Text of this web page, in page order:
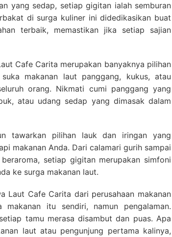
yang sedap, setiap gigitan ialah semburan
di surga kuliner ini didedikasikan buat
terbaik, memastikan jika setiap sajian
Cafe Carita merupakan banyaknya pilihan
makanan laut panggang, kukus, atau
orang. Nikmati cumi panggang yang
atau udang sedap yang dimasak dalam
tawarkan pilihan lauk dan iringan yang
makanan Anda. Dari calamari gurih sampai
setiap gigitan merupakan simfoni
ke surga makanan laut.
Laut Cafe Carita dari perusahaan makanan
itu sendiri, namun pengalaman.
tamu merasa disambut dan puas. Apa
laut atau pengunjung pertama kalinya,